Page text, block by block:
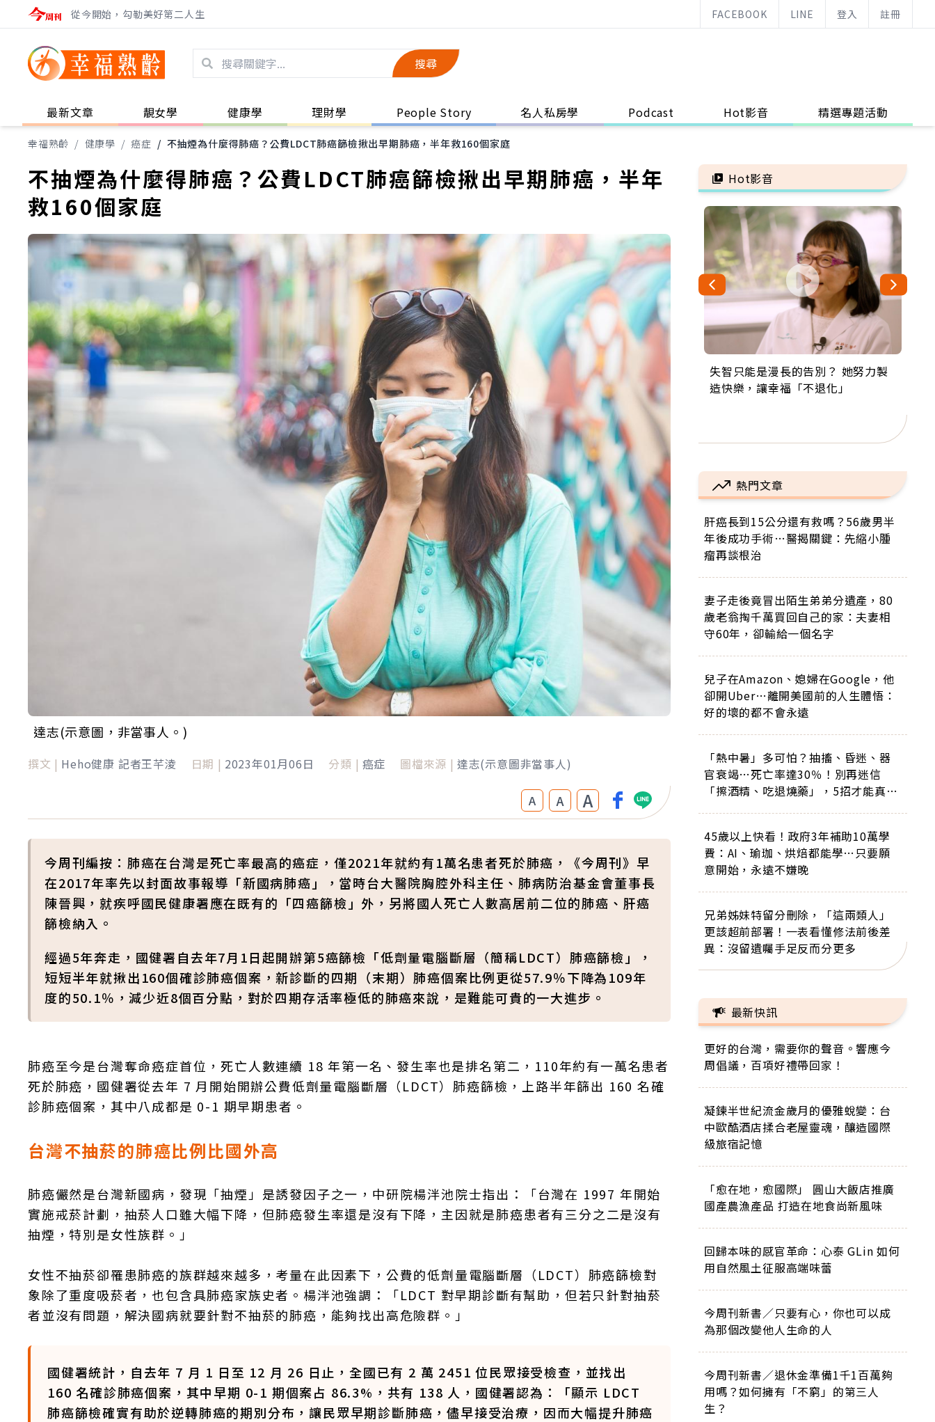
從今開始，勾勒美好第二人生 FACEBOOK LINE 登入 註冊
搜尋
最新文章 靚女學 健康學 理財學 People Story 名人私房學 Podcast Hot影音 精選專題活動
幸福熟齡 / 健康學 / 癌症 / 不抽煙為什麼得肺癌？公費LDCT肺癌篩檢揪出早期肺癌，半年救160個家庭
不抽煙為什麼得肺癌？公費LDCT肺癌篩檢揪出早期肺癌，半年
救160個家庭
達志(示意圖，非當事人。)
撰文 | Heho健康 記者王芊淩 日期 | 2023年01月06日 分類 | 癌症 圖檔來源 | 達志(示意圖非當事人)
A A A
今周刊編按：肺癌在台灣是死亡率最高的癌症，僅2021年就約有1萬名患者死於肺癌，《今周刊》早
在2017年率先以封面故事報導「新國病肺癌」，當時台大醫院胸腔外科主任、肺病防治基金會董事長
陳晉興，就疾呼國民健康署應在既有的「四癌篩檢」外，另將國人死亡人數高居前二位的肺癌、肝癌
篩檢納入。
經過5年奔走，國健署自去年7月1日起開辦第5癌篩檢「低劑量電腦斷層（簡稱LDCT）肺癌篩檢」，
短短半年就揪出160個確診肺癌個案，新診斷的四期（末期）肺癌個案比例更從57.9％下降為109年
度的50.1％，減少近8個百分點，對於四期存活率極低的肺癌來說，是難能可貴的一大進步。
肺癌至今是台灣奪命癌症首位，死亡人數連續 18 年第一名、發生率也是排名第二，110年約有一萬名患者
死於肺癌，國健署從去年 7 月開始開辦公費低劑量電腦斷層（LDCT）肺癌篩檢，上路半年篩出 160 名確
診肺癌個案，其中八成都是 0-1 期早期患者。
台灣不抽菸的肺癌比例比國外高
肺癌儼然是台灣新國病，發現「抽煙」是誘發因子之一，中研院楊泮池院士指出：「台灣在 1997 年開始
實施戒菸計劃，抽菸人口雖大幅下降，但肺癌發生率還是沒有下降，主因就是肺癌患者有三分之二是沒有
抽煙，特別是女性族群。」
女性不抽菸卻罹患肺癌的族群越來越多，考量在此因素下，公費的低劑量電腦斷層（LDCT）肺癌篩檢對
象除了重度吸菸者，也包含具肺癌家族史者。楊泮池強調：「LDCT 對早期診斷有幫助，但若只針對抽菸
者並沒有問題，解決國病就要針對不抽菸的肺癌，能夠找出高危險群。」
國健署統計，自去年 7 月 1 日至 12 月 26 日止，全國已有 2 萬 2451 位民眾接受檢查，並找出
160 名確診肺癌個案，其中早期 0-1 期個案占 86.3%，共有 138 人，國健署認為：「顯示 LDCT
肺癌篩檢確實有助於逆轉肺癌的期別分布，讓民眾早期診斷肺癌，儘早接受治療，因而大幅提升肺癌
Hot影音
失智只能是漫長的告別？ 她努力製
造快樂，讓幸福「不退化」
來自剛果的巧克力神父 為台灣奉獻
36年 「台灣是我的家，我連作夢都
63歲卸矽谷副總、搬回台灣找快
樂！「蛋黃哥小丑」走進安養院，
104歲打破金氏世界紀錄 成為全球
最年長羽球選手，分享長壽的秘密
事業巔峰他選擇追夢…黑手阿伯拉
小提琴還登上小巨蛋！連CNN都大
熱門文章
肝癌長到15公分還有救嗎？56歲男半
年後成功手術…醫揭關鍵：先縮小腫
瘤再談根治
妻子走後竟冒出陌生弟弟分遺產，80
歲老翁掏千萬買回自己的家：夫妻相
守60年，卻輸給一個名字
兒子在Amazon、媳婦在Google，他
卻開Uber…離開美國前的人生體悟：
好的壞的都不會永遠
「熱中暑」多可怕？抽搐、昏迷、器
官衰竭…死亡率達30％！別再迷信
「擦酒精、吃退燒藥」，5招才能真救
45歲以上快看！政府3年補助10萬學
費：AI、瑜珈、烘焙都能學…只要願
意開始，永遠不嫌晚
兄弟姊妹特留分刪除，「這兩類人」
更該超前部署！一表看懂修法前後差
異：沒留遺囑手足反而分更多
最新快訊
更好的台灣，需要你的聲音。響應今
周倡議，百項好禮帶回家！
凝鍊半世紀流金歲月的優雅蛻變：台
中歐酷酒店揉合老屋靈魂，釀造國際
級旅宿記憶
「愈在地，愈國際」 圓山大飯店推廣
國產農漁產品 打造在地食尚新風味
回歸本味的感官革命：心泰 GLin 如何
用自然風土征服高端味蕾
今周刊新書／只要有心，你也可以成
為那個改變他人生命的人
今周刊新書／退休金準備1千1百萬夠
用嗎？如何擁有「不窮」的第三人
生？